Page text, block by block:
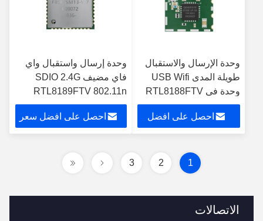
الاتصالات
وحدة الإرسال والاستقبال
طويلة المدى USB Wifi
وحدة في RTL8188FTV
Wifi Chip لصندوق
التلفزيوناحصل على افضل
وحدة إرسال واستقبال واي
فاي مضيف SDIO 2.4G
RTL8189FTV 802.11n
لكاميرا DVR صغيرة
احصل على افضل سعر
1
2
3